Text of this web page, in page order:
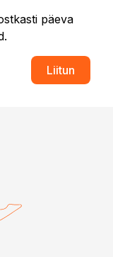
päeva
Liitun